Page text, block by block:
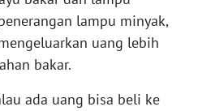
lampu minyak,
uang lebih
bakar.
ada uang bisa beli ke